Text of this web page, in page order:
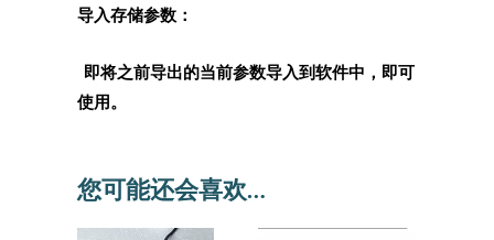
导入存储参数：
即将之前导出的当前参数导入到软件中，即可
使用。
您可能还会喜欢…